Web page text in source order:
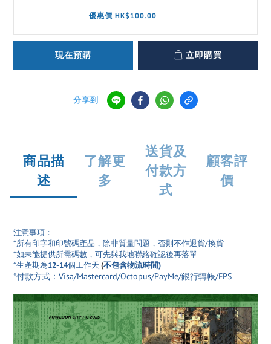
優惠價 HK$100.00
現在預購 立即購買
分享到
商品描
述
了解更
多
送貨及
付款方
式
顧客評
價
注意事項：
*所有印字和印號碼產品 ，除非質量問題，否則不作退貨/換貨
*如未能提供所需碼數，可先與我地聯絡確認後再落單
*生產期為12-14個工作天 (不包含物流時間)
*付款方式：Visa/Mastercard/Octopus/PayMe/銀行轉帳/FPS